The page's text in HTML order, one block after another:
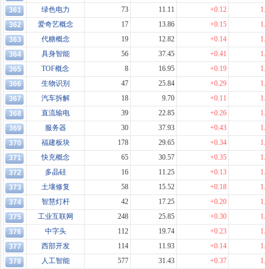
361
绿色电力 73 11.11 +0.12
362
爱奇艺概念 17 13.86 +0.15
363
代糖概念 19 12.82 +0.14
364
具身智能 56 37.45 +0.41
365
TOF概念 8 16.95 +0.19
366
生物识别 47 25.84 +0.29
367
汽车拆解 18 9.70 +0.11
368
直流输电 39 22.85 +0.26
369
服务器 30 37.93 +0.43
370
福建板块 178 29.65 +0.34
371
快充概念 65 30.57 +0.35
372
多晶硅 16 11.25 +0.13
373
土壤修复 58 15.52 +0.18
374
智慧灯杆 42 17.25 +0.20
375
工业互联网 248 25.85 +0.30
376
中字头 112 19.74 +0.23
377
西部开发 114 11.93 +0.14
378
人工智能 577 31.43 +0.37